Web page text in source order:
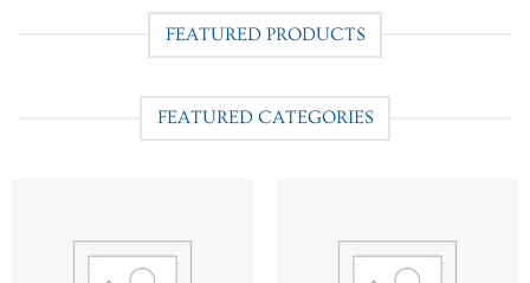
FEATURED PRODUCTS
FEATURED CATEGORIES